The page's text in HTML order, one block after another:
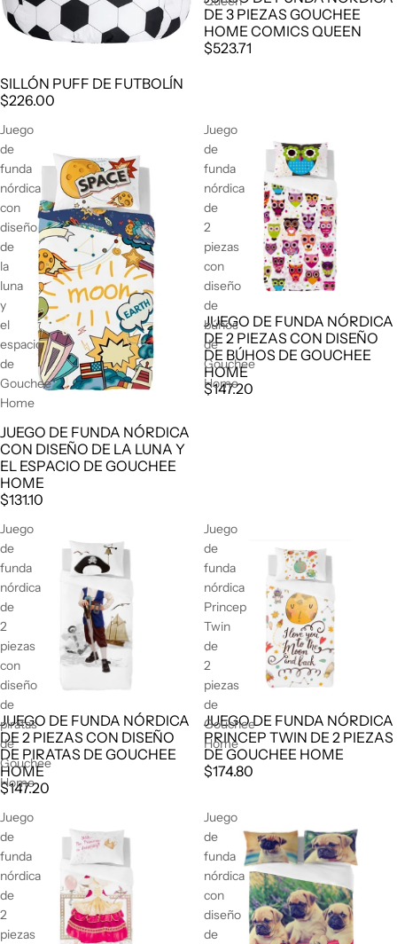
SILLÓN PUFF DE FUTBOLÍN
$226.00
DE 3 PIEZAS GOUCHEE
HOME COMICS QUEEN
$523.71
Juego
de
funda
nórdica
con
diseño
de
la
luna
y
el
espacio
de
Gouchee
Home
JUEGO DE FUNDA NÓRDICA
CON DISEÑO DE LA LUNA Y
EL ESPACIO DE GOUCHEE
HOME
$131.10
Juego
de
funda
nórdica
de
2
piezas
con
diseño
de
búhos
de
Gouchee
Home
JUEGO DE FUNDA NÓRDICA
DE 2 PIEZAS CON DISEÑO
DE BÚHOS DE GOUCHEE
HOME
$147.20
Juego
de
funda
nórdica
de
2
piezas
con
diseño
de
piratas
de
Gouchee
Home
JUEGO DE FUNDA NÓRDICA
DE 2 PIEZAS CON DISEÑO
DE PIRATAS DE GOUCHEE
HOME
$147.20
Juego
de
funda
nórdica
Princep
Twin
de
2
piezas
de
Gouchee
Home
JUEGO DE FUNDA NÓRDICA
PRINCEP TWIN DE 2 PIEZAS
DE GOUCHEE HOME
$174.80
Juego
de
funda
nórdica
de
2
piezas
Juego
de
funda
nórdica
con
diseño
de